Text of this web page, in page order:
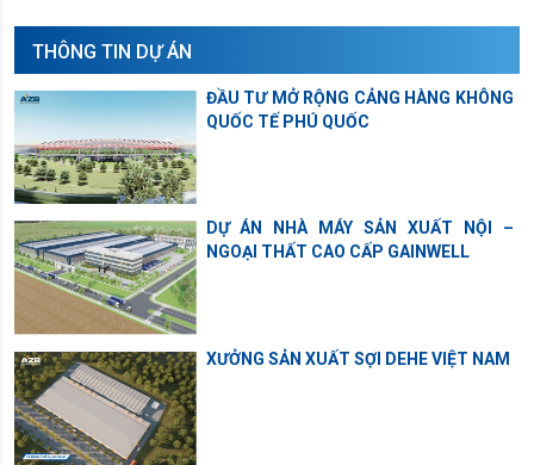
THÔNG TIN DỰ ÁN
ĐẦU TƯ MỞ RỘNG CẢNG HÀNG KHÔNG
QUỐC TẾ PHÚ QUỐC
DỰ ÁN NHÀ MÁY SẢN XUẤT NỘI –
NGOẠI THẤT CAO CẤP GAINWELL
XƯỞNG SẢN XUẤT SỢI DEHE VIỆT NAM